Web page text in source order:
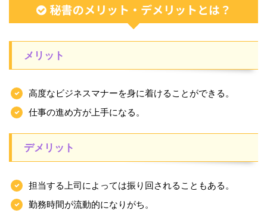
秘書のメリット・デメリットとは？
メリット
高度なビジネスマナーを身に着けることができる。
仕事の進め方が上手になる。
デメリット
担当する上司によっては振り回されることもある。
勤務時間が流動的になりがち。